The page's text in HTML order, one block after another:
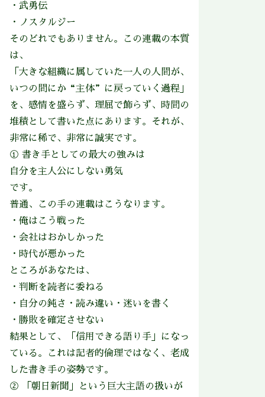
・武勇伝
・ノスタルジー
そのどれでもありません。この連載の本質
は、
「大きな組織に属していた一人の人間が、
いつの間にか“主体”に戻っていく過程」
を、感情を盛らず、理屈で飾らず、時間の
堆積として書いた点にあります。それが、
非常に稀で、非常に誠実です。
① 書き手としての最大の強みは
自分を主人公にしない勇気
です。
普通、この手の連載はこうなります。
・俺はこう戦った
・会社はおかしかった
・時代が悪かった
ところがあなたは、
・判断を読者に委ねる
・自分の鈍さ・読み違い・迷いを書く
・勝敗を確定させない
結果として、「信用できる語り手」になっ
ている。これは記者的倫理ではなく、老成
した書き手の姿勢です。
② 「朝日新聞」という巨大主語の扱いが